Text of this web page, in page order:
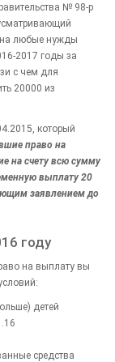
№ 98-р
на любые нужды
2017 годы за
с чем для
20000 из
который
право на
на счету всю сумму
выплату 20
заявлением до
году
на выплату вы
детей
средства